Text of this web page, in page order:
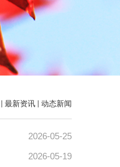
最新资讯 动态新闻
2026-05-25
2026-05-19